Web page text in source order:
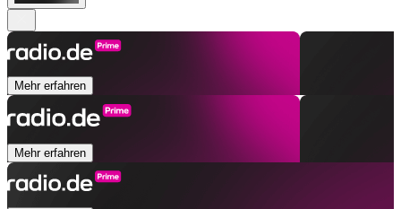
Mehr erfahren
Mehr erfahren